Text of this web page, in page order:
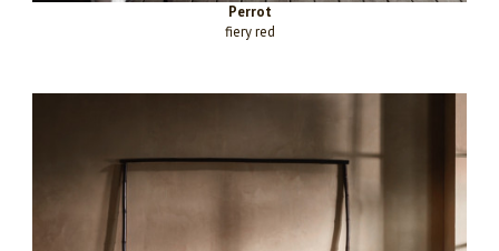
Perrot
fiery red